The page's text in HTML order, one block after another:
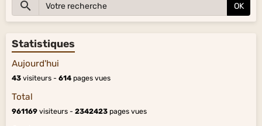
OK
Statistiques
Aujourd'hui
43 visiteurs - 614 pages vues
Total
961169 visiteurs - 2342423 pages vues